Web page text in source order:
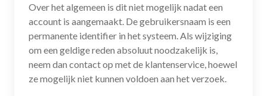
Over het algemeen is dit niet mogelijk nadat een
account is aangemaakt. De gebruikersnaam is een
permanente identifier in het systeem. Als wijziging
om een geldige reden absoluut noodzakelijk is,
neem dan contact op met de klantenservice, hoewel
ze mogelijk niet kunnen voldoen aan het verzoek.